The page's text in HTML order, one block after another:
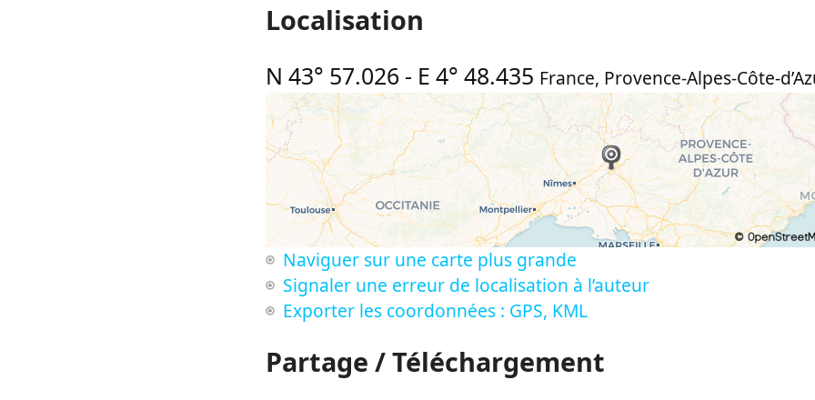
Localisation
N 43° 57.026 - E 4° 48.435 France, Provence-Alpes-Côte-
Naviguer sur une carte plus grande
Signaler une erreur de localisation à l’auteur
Exporter les coordonnées : GPS, KML
Partage / Téléchargement